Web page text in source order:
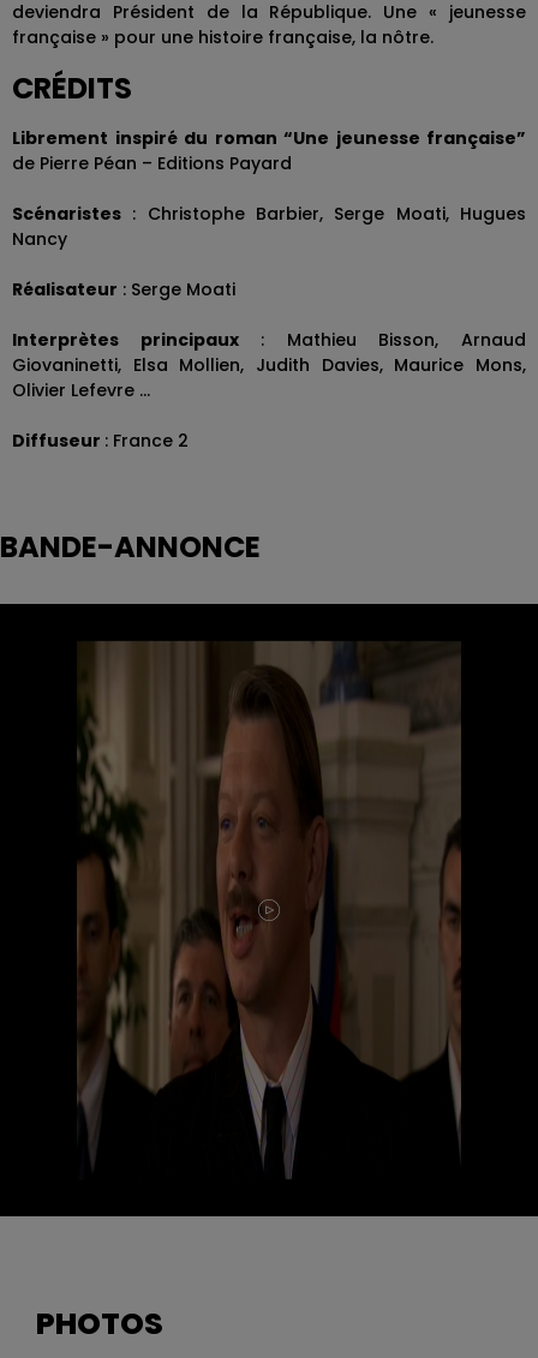
deviendra Président de la République. Une « jeunesse
française » pour une histoire française, la nôtre.
CRÉDITS
Librement inspiré du roman “Une jeunesse française”
de Pierre Péan – Editions Payard
Scénaristes : Christophe Barbier, Serge Moati, Hugues
Nancy
Réalisateur : Serge Moati
Interprètes principaux: Mathieu Bisson, Arnaud
Giovaninetti, Elsa Mollien, Judith Davies, Maurice Mons,
Olivier Lefevre ...
Diffuseur : France 2
BANDE-ANNONCE
PHOTOS